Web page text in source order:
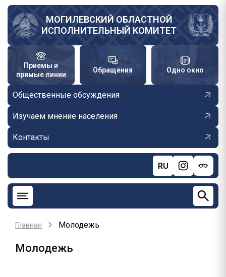
Перейти
основному
содержанию
МОГИЛЕВСКИЙ ОБЛАСТНОЙ
ИСПОЛНИТЕЛЬНЫЙ КОМИТЕТ
Приемы и
прямые линии
Обращения Одно окно
Общественные обсуждения
Изучаем мнение населения
Контакты
RU
Главная Молодежь
Молодежь